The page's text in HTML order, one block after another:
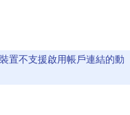
置不支援啟用帳戶連結的動